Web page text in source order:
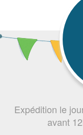
Expédition le
avant